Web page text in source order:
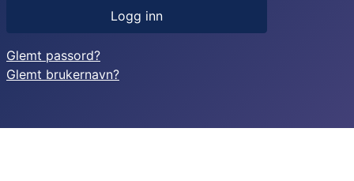
Logg inn
Glemt passord?
Glemt brukernavn?